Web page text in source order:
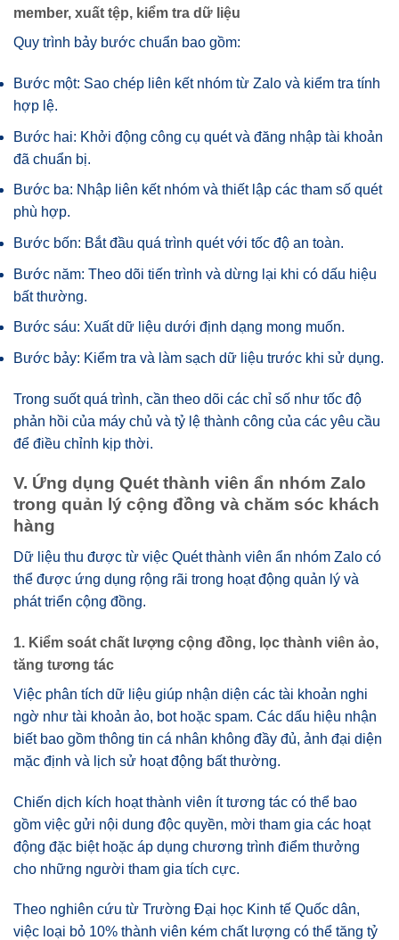
member, xuất tệp, kiểm tra dữ liệu
Quy trình bảy bước chuẩn bao gồm:
Bước một: Sao chép liên kết nhóm từ Zalo và kiểm tra tính
hợp lệ.
Bước hai: Khởi động công cụ quét và đăng nhập tài khoản
đã chuẩn bị.
Bước ba: Nhập liên kết nhóm và thiết lập các tham số quét
phù hợp.
Bước bốn: Bắt đầu quá trình quét với tốc độ an toàn.
Bước năm: Theo dõi tiến trình và dừng lại khi có dấu hiệu
bất thường.
Bước sáu: Xuất dữ liệu dưới định dạng mong muốn.
Bước bảy: Kiểm tra và làm sạch dữ liệu trước khi sử dụng.
Trong suốt quá trình, cần theo dõi các chỉ số như tốc độ
phản hồi của máy chủ và tỷ lệ thành công của các yêu cầu
để điều chỉnh kịp thời.
V. Ứng dụng Quét thành viên ẩn nhóm Zalo
trong quản lý cộng đồng và chăm sóc khách
hàng
Dữ liệu thu được từ việc Quét thành viên ẩn nhóm Zalo có
thể được ứng dụng rộng rãi trong hoạt động quản lý và
phát triển cộng đồng.
1. Kiểm soát chất lượng cộng đồng, lọc thành viên ảo,
tăng tương tác
Việc phân tích dữ liệu giúp nhận diện các tài khoản nghi
ngờ như tài khoản ảo, bot hoặc spam. Các dấu hiệu nhận
biết bao gồm thông tin cá nhân không đầy đủ, ảnh đại diện
mặc định và lịch sử hoạt động bất thường.
Chiến dịch kích hoạt thành viên ít tương tác có thể bao
gồm việc gửi nội dung độc quyền, mời tham gia các hoạt
động đặc biệt hoặc áp dụng chương trình điểm thưởng
cho những người tham gia tích cực.
Theo nghiên cứu từ Trường Đại học Kinh tế Quốc dân,
việc loại bỏ 10% thành viên kém chất lượng có thể tăng tỷ